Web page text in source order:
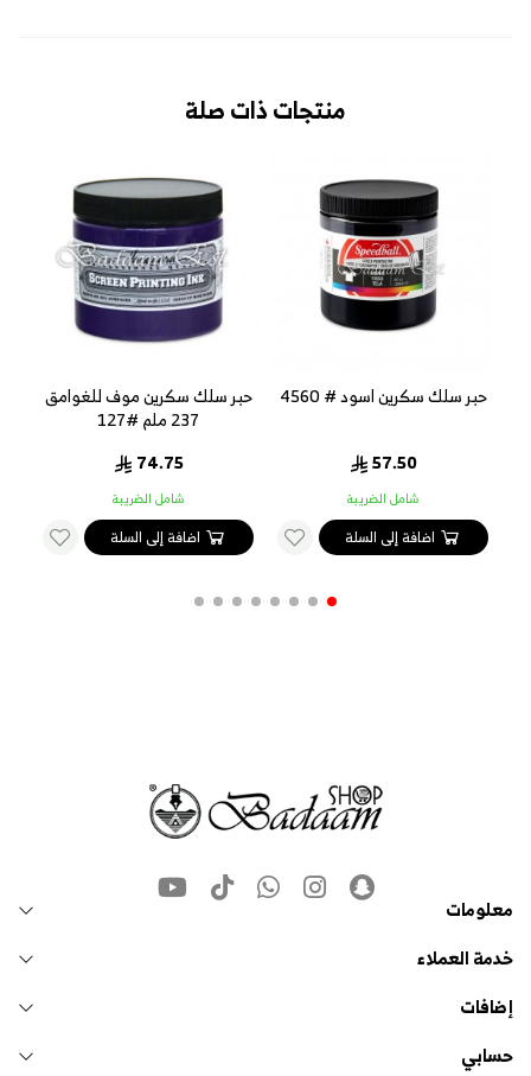
منتجات ذات صلة
حبر سلك سكرين اسود # 4560
57.50
شامل الضريبة
اضافة إلى السلة
حبر سلك سكرين موف للغوامق
237 ملم #127
74.75
شامل الضريبة
اضافة إلى السلة
معلومات
خدمة العملاء
إضافات
حسابي